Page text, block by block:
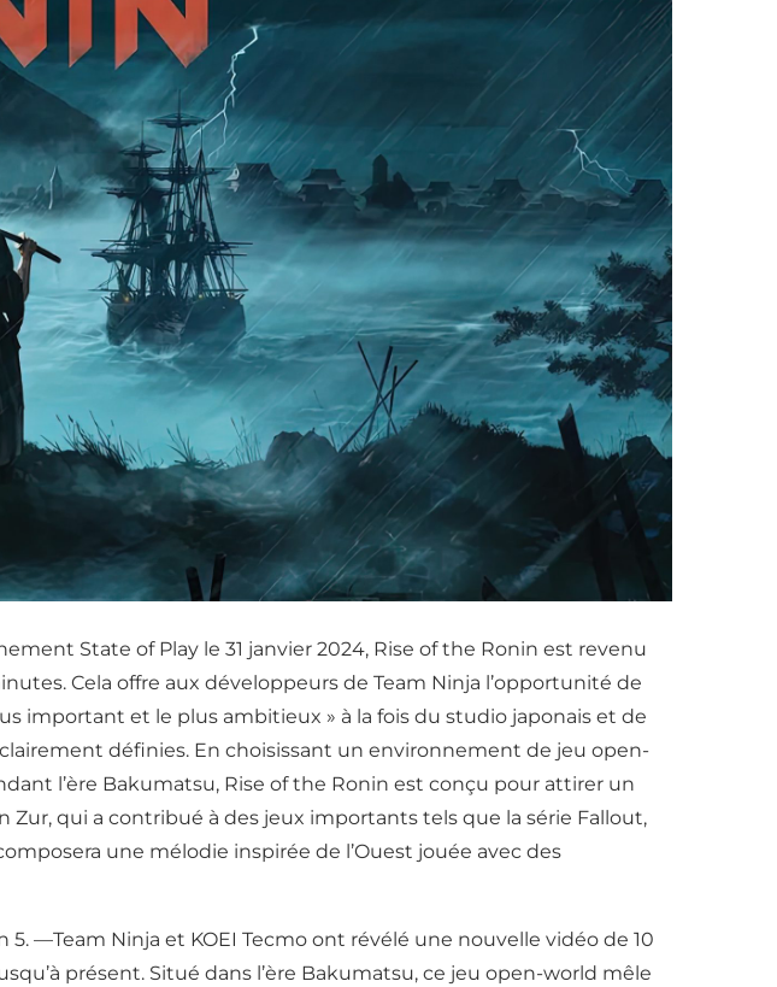
State of Play le 31 janvier 2024, Rise of the Ronin est revenu
Cela offre aux développeurs de Team Ninja l’opportunité de
important et le plus ambitieux » à la fois du studio japonais et de
définies. En choisissant un environnement de jeu open-
l’ère Bakumatsu, Rise of the Ronin est conçu pour attirer un
qui a contribué à des jeux importants tels que la série Fallout,
une mélodie inspirée de l’Ouest jouée avec des
—Team Ninja et KOEI Tecmo ont révélé une nouvelle vidéo de 10
présent. Situé dans l’ère Bakumatsu, ce jeu open-world mêle